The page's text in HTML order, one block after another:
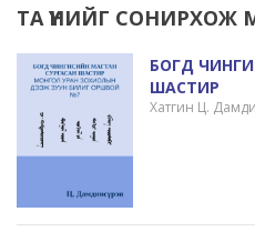
ТА ҮҮНИЙГ СОНИРХОЖ
БОГД
ШАСТИР
Хатгин Ц.